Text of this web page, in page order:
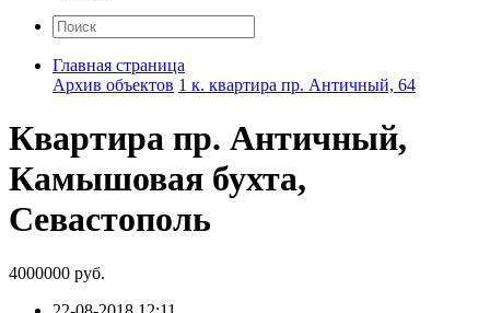
Главная страница
Архив объектов 1 к. квартира пр. Античный, 64
Квартира пр. Античный,
Камышовая бухта,
Севастополь
4000000 руб.